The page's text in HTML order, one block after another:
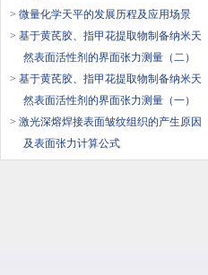
> ​微量化学天平的发展历程及应用场景
> 基于黄芪胶、指甲花提取物制备纳米天
然表面活性剂的界面张力测量（二）
> 基于黄芪胶、指甲花提取物制备纳米天
然表面活性剂的界面张力测量（一）
> 激光深熔焊接表面皱纹组织的产生原因
及表面张力计算公式